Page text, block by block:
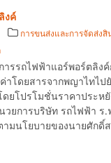
งค์
การขนส่งและการจัดส่ง
รรถไฟฟ้าแอร์พอร์ตลิง
าโดยสารจากพญาไทไ
ยโปรโมชั่นราคาประห
ยการบริษัท รถไฟฟ้า ร.
มนโยบายของนายศักดิ์